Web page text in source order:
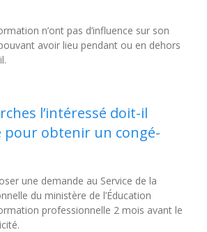
n’ont pas d’influence sur son
avoir lieu pendant ou en dehors
l’intéressé doit-il
obtenir un congé-
une demande au Service de la
du ministère de l’Éducation
professionnelle 2 mois avant le